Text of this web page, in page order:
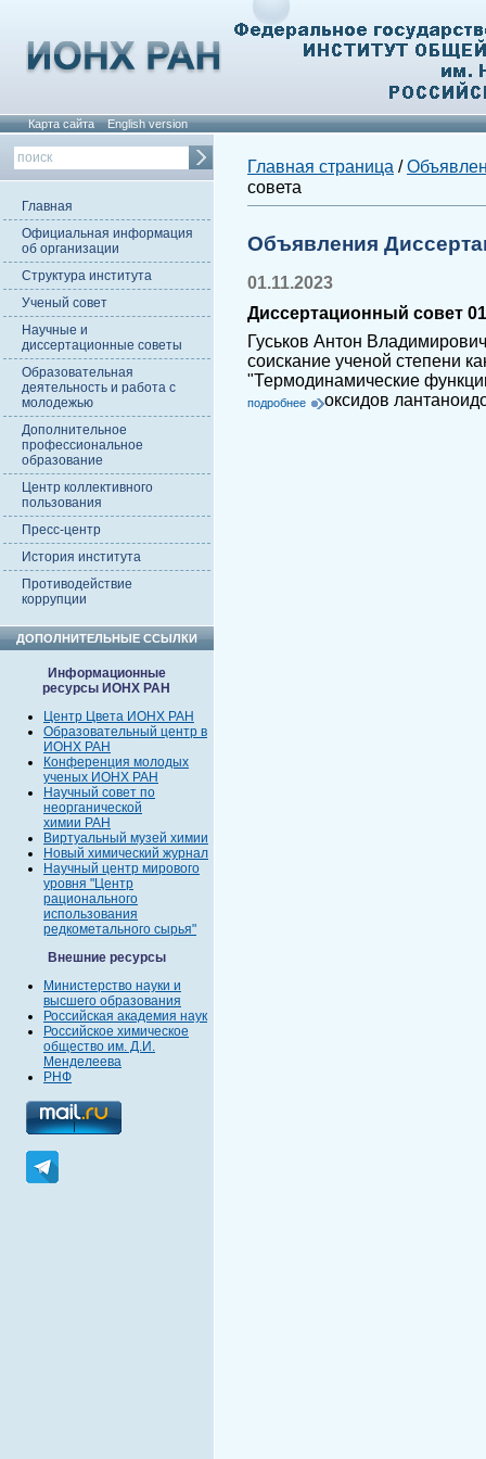
Карта сайта English version
Главная
Официальная информация
об организации
Структура института
Ученый совет
Научные и
диссертационные советы
Образовательная
деятельность и работа с
молодежью
Дополнительное
профессиональное
образование
Центр коллективного
пользования
Пресс-центр
История института
Противодействие
коррупции
ДОПОЛНИТЕЛЬНЫЕ ССЫЛКИ
Информационные
ресурсы ИОНХ РАН
Центр Цвета ИОНХ РАН
Образовательный центр в
ИОНХ РАН
Конференция молодых
ученых ИОНХ РАН
Научный совет по
неорганической
химии РАН
Виртуальный музей химии
Новый химический журнал
Научный центр мирового
уровня "Центр
рационального
использования
редкометального сырья"
Внешние ресурсы
Министерство науки и
высшего образования
Российская академия наук
Российское химическое
общество им. Д.И.
Менделеева
РНФ
Главная страница /
совета
Объявления
01.11.2023
Диссертационный совет
Гуськов Антон
соискание ученой степени
"Термодинамические
оксидов
подробнее